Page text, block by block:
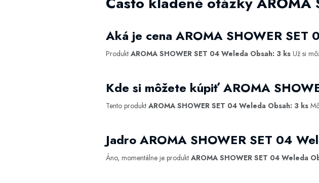
Aká je cena AROMA SHOWER SET
Produkt AROMA SHOWER SET 04 Weleda Obsah: 3 ks Už si
Kde si môžete kúpiť AROMA
Tento produkt AROMA SHOWER SET 04 Weleda Obsah: 3 ks
Jadro AROMA SHOWER SET 04
Áno, momentálne je produkt AROMA SHOWER SET 04 Weleda